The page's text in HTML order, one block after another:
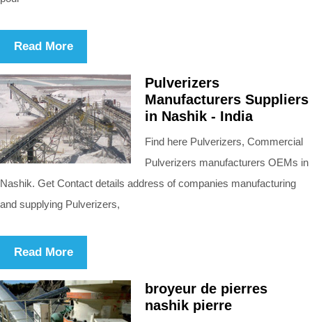
Read More
Pulverizers
Manufacturers Suppliers
in Nashik - India
Find here Pulverizers, Commercial
Pulverizers manufacturers OEMs in
Nashik. Get Contact details address of companies manufacturing
and supplying Pulverizers,
Read More
broyeur de pierres
nashik pierre